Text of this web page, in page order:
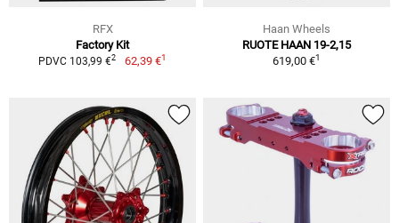
RFX
Factory Kit
PDVC 103,99 €2 62,39 €1
Haan Wheels
RUOTE HAAN 19-2,15
619,00 €1